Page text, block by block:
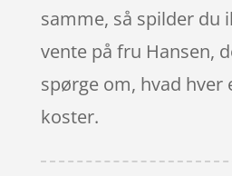
samme, så spilder du
vente på fru Hansen,
spørge om, hvad hver
koster.